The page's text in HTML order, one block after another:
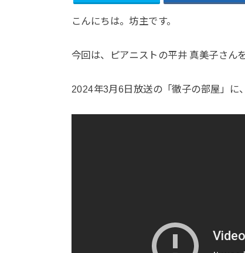
こんにちは。坊主です。
今回は、ピアニストの平井 真美子さん
2024年3月6日放送の「徹子の部屋」に